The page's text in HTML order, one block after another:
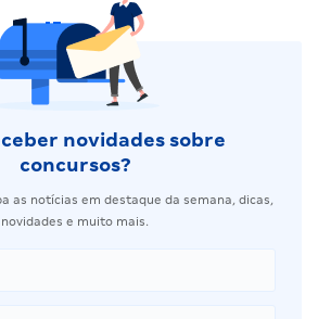
novidades sobre
concursos?
as notícias em destaque da semana, dicas,
novidades e muito mais.